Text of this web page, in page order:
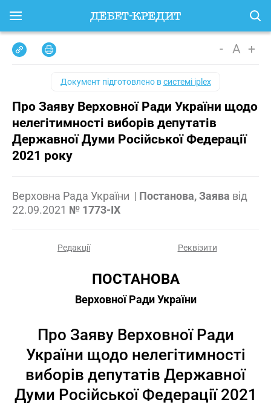
- A +
Документ підготовлено всистемі iplex
Про Заяву Верховної Ради України щодо
нелегітимності виборів депутатів
Державної Думи Російської Федерації
2021 року
Верховна Рада України | Постанова, Заява від
22.09.2021 № 1773-IX
Редакції Реквізити
ПОСТАНОВА
Верховної Ради України
Про Заяву Верховної Ради
України щодо нелегітимності
виборів депутатів Державної
Думи Російської Федерації 2021